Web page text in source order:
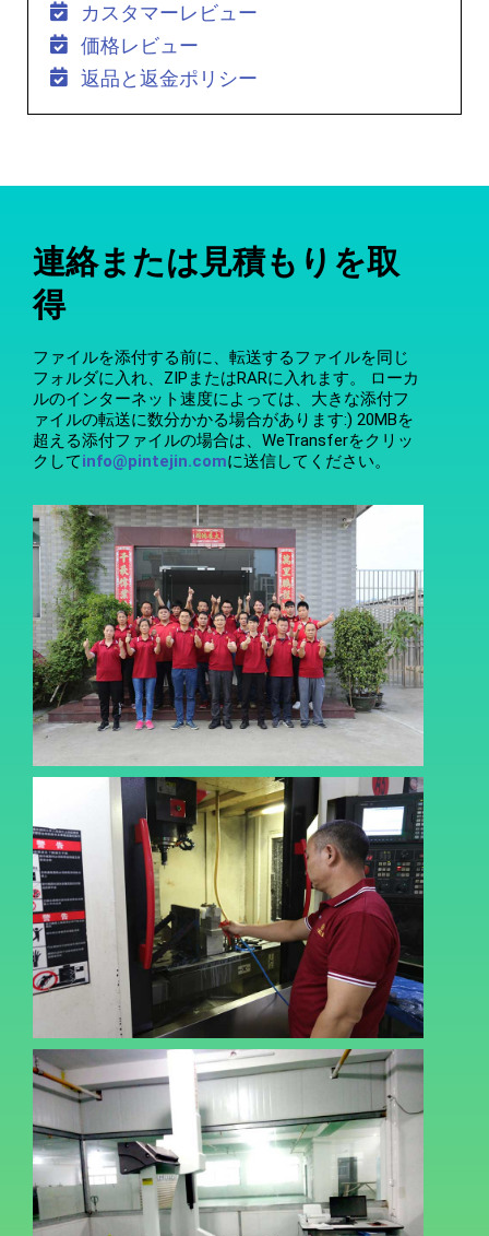
カスタマーレビュー
価格レビュー
返品と返金ポリシー
連絡または見積もりを取
得
ファイルを添付する前に、転送するファイルを同じ
フォルダに入れ、ZIPまたはRARに入れます。 ローカ
ルのインターネット速度によっては、大きな添付フ
ァイルの転送に数分かかる場合があります:) 20MBを
超える添付ファイルの場合は、WeTransferをクリッ
クしてinfo@pintejin.comに送信してください。